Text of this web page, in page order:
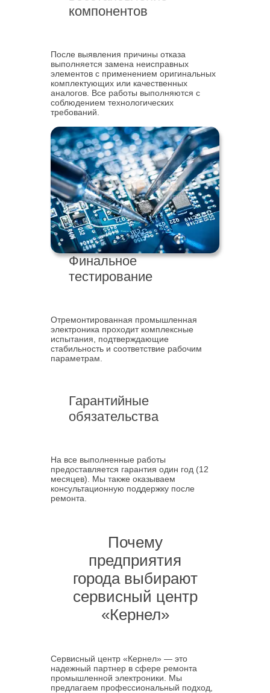
компонентов
После выявления причины отказа
выполняется замена неисправных
элементов с применением оригинальных
комплектующих или качественных
аналогов. Все работы выполняются с
соблюдением технологических
требований.
Финальное
тестирование
Отремонтированная промышленная
электроника проходит комплексные
испытания, подтверждающие
стабильность и соответствие рабочим
параметрам.
Гарантийные
обязательства
На все выполненные работы
предоставляется гарантия один год (12
месяцев). Мы также оказываем
консультационную поддержку после
ремонта.
Почему
предприятия
города выбирают
сервисный центр
«Кернел»
Сервисный центр «Кернел» — это
надежный партнер в сфере ремонта
промышленной электроники. Мы
предлагаем профессиональный подход,